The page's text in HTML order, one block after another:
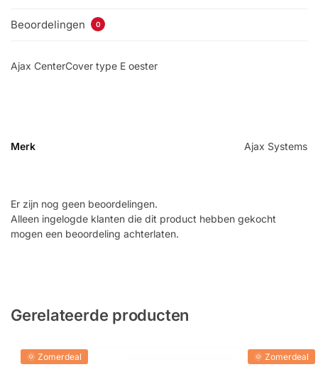
Beoordelingen 0
Ajax CenterCover type E oester
Merk Ajax Systems
Er zijn nog geen beoordelingen.
Alleen ingelogde klanten die dit product hebben gekocht
mogen een beoordeling achterlaten.
Gerelateerde producten
🌞 Zomerdeal 🌞 Zomerdeal